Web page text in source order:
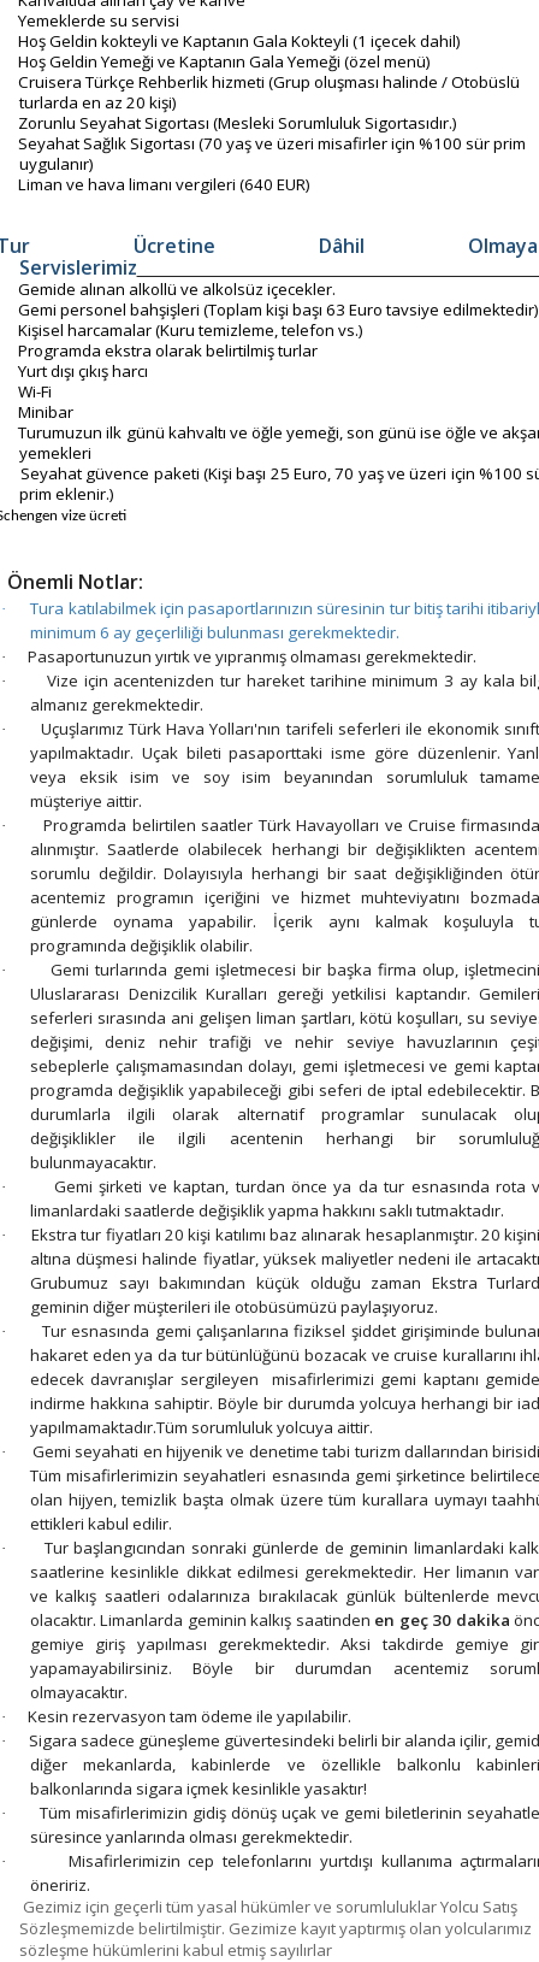
Yemeklerde su servisi
Hoş Geldin kokteyli ve Kaptanın Gala Kokteyli (1 içecek dahil)
Hoş Geldin Yemeği ve Kaptanın Gala Yemeği (özel menü)
Cruisera Türkçe Rehberlik hizmeti (Grup oluşması halinde / Otobüslü
turlarda en az 20 kişi)
Zorunlu Seyahat Sigortası (Mesleki Sorumluluk Sigortasıdır.)
Seyahat Sağlık Sigortası (70 yaş ve üzeri misafirler için %100 sür prim
uygulanır)
Liman ve hava limanı vergileri (640 EUR)
Ücretine Dâhil
Servislerimiz
Gemide alınan alkollü ve alkolsüz içecekler.
Gemi personel bahşişleri (Toplam kişi başı 63 Euro tavsiye edilmektedir)
Kişisel harcamalar (Kuru temizleme, telefon vs.)
Programda ekstra olarak belirtilmiş turlar
Yurt dışı çıkış harcı
Wi-Fi
Minibar
Turumuzun ilk günü kahvaltı ve öğle yemeği, son günü ise öğle ve
yemekleri
Seyahat güvence paketi (Kişi başı 25 Euro, 70 yaş ve üzeri için %100
prim eklenir.)
vize ücreti
Önemli Notlar:
·
Tura katılabilmek için pasaportlarınızın süresinin tur bitiş tarihi
minimum 6 ay geçerliliği bulunması gerekmektedir.
· Pasaportunuzun yırtık ve yıpranmış olmaması gerekmektedir.
·
Vize için acentenizden tur hareket tarihine minimum 3 ay kala
almanız gerekmektedir.
·
Uçuşlarımız Türk Hava Yolları'nın tarifeli seferleri ile ekonomik
yapılmaktadır. Uçak bileti pasaporttaki isme göre düzenlenir.
veya eksik isim ve soy isim beyanından sorumluluk
müşteriye aittir.
·
Programda belirtilen saatler Türk Havayolları ve Cruise
alınmıştır. Saatlerde olabilecek herhangi bir değişiklikten
sorumlu değildir. Dolayısıyla herhangi bir saat değişikliğinden
acentemiz programın içeriğini ve hizmet muhteviyatını
günlerde oynama yapabilir. İçerik aynı kalmak koşuluyla
programında değişiklik olabilir.
·
Gemi turlarında gemi işletmecesi bir başka firma olup,
Uluslararası Denizcilik Kuralları gereği yetkilisi kaptandır.
seferleri sırasında ani gelişen liman şartları, kötü koşulları, su
değişimi, deniz nehir trafiği ve nehir seviye havuzlarının
sebeplerle çalışmamasından dolayı, gemi işletmecesi ve gemi
programda değişiklik yapabileceği gibi seferi de iptal edebilecektir.
durumlarla ilgili olarak alternatif programlar sunulacak
değişiklikler ile ilgili acentenin herhangi bir
bulunmayacaktır.
·
Gemi şirketi ve kaptan, turdan önce ya da tur esnasında rota
limanlardaki saatlerde değişiklik yapma hakkını saklı tutmaktadır.
·
Ekstra tur fiyatları 20 kişi katılımı baz alınarak hesaplanmıştır. 20
altına düşmesi halinde fiyatlar, yüksek maliyetler nedeni ile
Grubumuz sayı bakımından küçük olduğu zaman Ekstra
geminin diğer müşterileri ile otobüsümüzü paylaşıyoruz.
·
Tur esnasında gemi çalışanlarına fiziksel şiddet girişiminde
hakaret eden ya da tur bütünlüğünü bozacak ve cruise kurallarını
edecek davranışlar sergileyen misafirlerimizi gemi kaptanı
indirme hakkına sahiptir. Böyle bir durumda yolcuya herhangi bir
yapılmamaktadır.Tüm sorumluluk yolcuya aittir.
·
Gemi seyahati en hijyenik ve denetime tabi turizm dallarından
Tüm misafirlerimizin seyahatleri esnasında gemi şirketince
olan hijyen, temizlik başta olmak üzere tüm kurallara uymayı
ettikleri kabul edilir.
·
Tur başlangıcından sonraki günlerde de geminin limanlardaki
saatlerine kesinlikle dikkat edilmesi gerekmektedir. Her limanın
ve kalkış saatleri odalarınıza bırakılacak günlük bültenlerde
olacaktır. Limanlarda geminin kalkış saatinden en geç 30 dakika
gemiye giriş yapılması gerekmektedir. Aksi takdirde gemiye
yapamayabilirsiniz. Böyle bir durumdan acentemiz
olmayacaktır.
· Kesin rezervasyon tam ödeme ile yapılabilir.
·
Sigara sadece güneşleme güvertesindeki belirli bir alanda içilir,
diğer mekanlarda, kabinlerde ve özellikle balkonlu
balkonlarında sigara içmek kesinlikle yasaktır!
·
Tüm misafirlerimizin gidiş dönüş uçak ve gemi biletlerinin
süresince yanlarında olması gerekmektedir.
·
Misafirlerimizin cep telefonlarını yurtdışı kullanıma
öneririz.
Gezimiz için geçerli tüm yasal hükümler ve sorumluluklar Yolcu Satış
Sözleşmemizde belirtilmiştir. Gezimize kayıt yaptırmış olan yolcularımız
sözleşme hükümlerini kabul etmiş sayılırlar